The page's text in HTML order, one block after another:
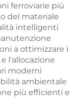
ferroviarie più
del materiale
intelligenti
a ottimizzare i
l'allocazione
moderni
ambientale
più efficienti e